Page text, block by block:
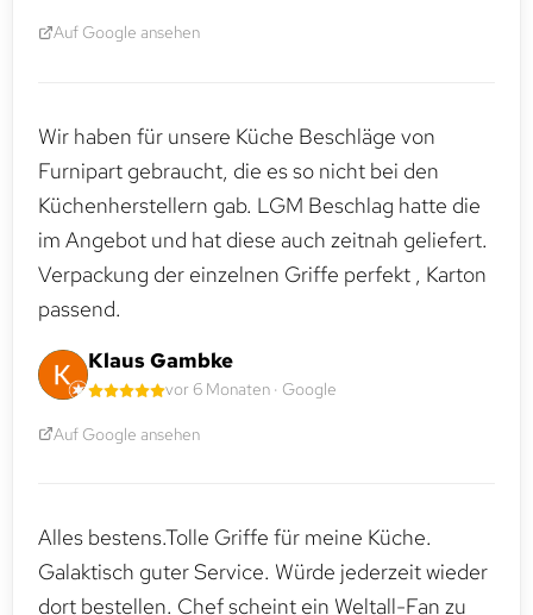
Auf Google ansehen
Wir haben für unsere Küche Beschläge von
Furnipart gebraucht, die es so nicht bei den
Küchenherstellern gab. LGM Beschlag hatte die
im Angebot und hat diese auch zeitnah geliefert.
Verpackung der einzelnen Griffe perfekt , Karton
passend.
Klaus Gambke
vor 6 Monaten · Google
Auf Google ansehen
Alles bestens.Tolle Griffe für meine Küche.
Galaktisch guter Service. Würde jederzeit wieder
dort bestellen. Chef scheint ein Weltall-Fan zu